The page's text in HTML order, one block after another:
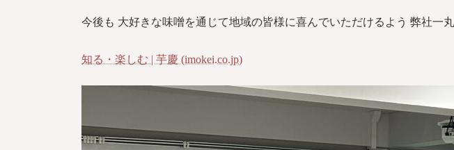
今後も 大好きな味噌を通じて地域の皆様に喜んでいただけるよう 弊社一
知る・楽しむ | 芋慶 (imokei.co.jp)